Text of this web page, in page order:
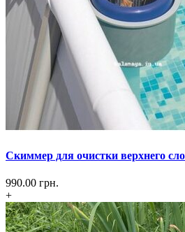
Скиммер для очистки верхнего
990.00 грн.
+